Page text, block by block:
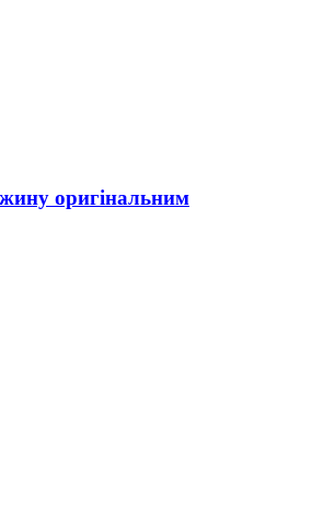
оригінальним